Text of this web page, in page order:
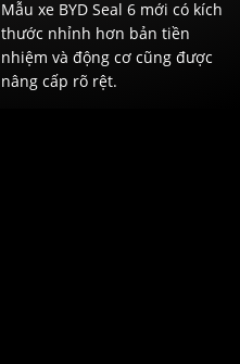
Mẫu xe BYD Seal 6 mới có kích
thước nhỉnh hơn bản tiền
nhiệm và động cơ cũng được
nâng cấp rõ rệt.